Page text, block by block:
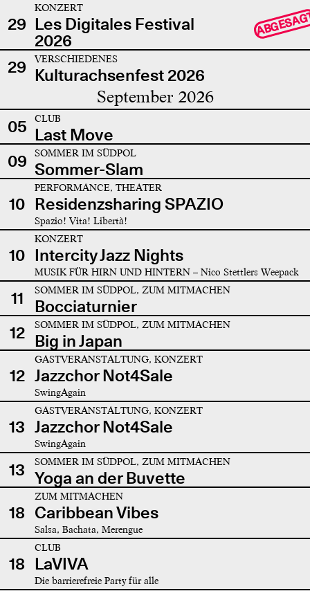
29
KONZERT
Les Digitales Festival
2026
29 VERSCHIEDENES
Kulturachsenfest 2026
September 2026
05 CLUB
Last Move
09
SOMMER IM SÜDPOL
Sommer-Slam
10
PERFORMANCE, THEATER
Residenzsharing SPAZIO
Spazio! Vita! Libertà!
10
KONZERT
Intercity Jazz Nights
MUSIK FÜR HIRN UND HINTERN – Nico Stettlers Weepack
11 SOMMER IM SÜDPOL, ZUM MITMACHEN
Bocciaturnier
12
SOMMER IM SÜDPOL, ZUM MITMACHEN
Big in Japan
12
GASTVERANSTALTUNG, KONZERT
Jazzchor Not4Sale
SwingAgain
13
GASTVERANSTALTUNG, KONZERT
Jazzchor Not4Sale
SwingAgain
13 SOMMER IM SÜDPOL, ZUM MITMACHEN
Yoga an der Buvette
18
ZUM MITMACHEN
Caribbean Vibes
Salsa, Bachata, Merengue
18
CLUB
LaVIVA
Die barrierefreie Party für alle